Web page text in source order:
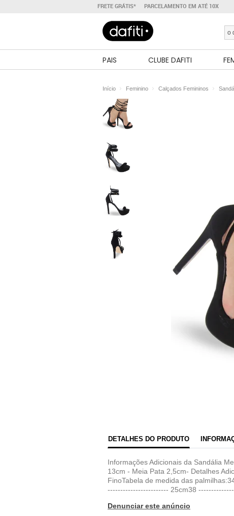
FRETE GRÁTIS* PARCELAMENTO EM ATÉ 10X
PAIS CLUBE DAFITI
Início Feminino Calçados Femininos
DETALHES DO PRODUTO
Informações Adicionais da Sandália
13cm - Meia Pata 2,5cm- Detalhes
FinoTabela de medida das
------------------------ 25cm38
Denunciar este anúncio